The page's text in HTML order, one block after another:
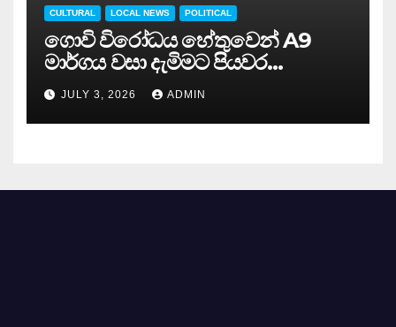
CULTURAL LOCAL NEWS POLITICAL
ගොවි විරෝධය හේතුවෙන් A9
මාර්ගය වසා දැමිමට පියවර…
JULY 3, 2026 ADMIN